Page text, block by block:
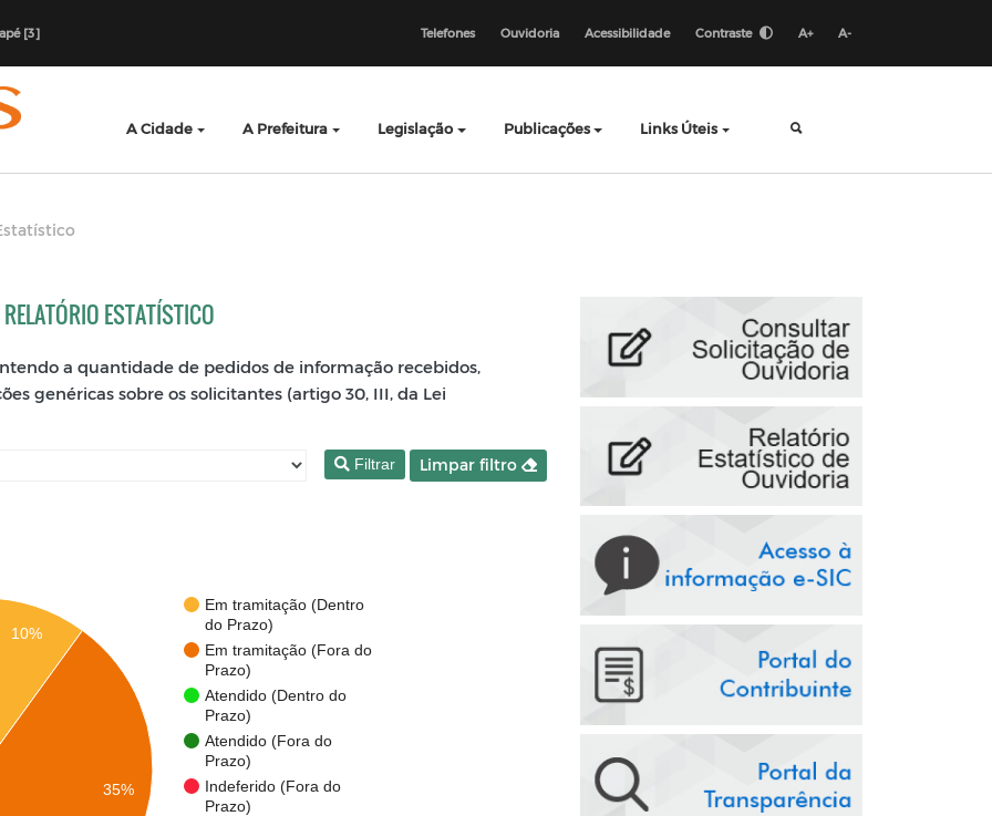
[3] Telefones Ouvidoria Acessibilidade Contraste A+ A-
A Cidade A Prefeitura Legislação Publicações Links Úteis
ESTATÍSTICO
a quantidade de pedidos de informação recebidos,
genéricas sobre os solicitantes (artigo 30, III, da Lei
Filtrar Limpar filtro
Em tramitação (Dentro
do Prazo)
Em tramitação (Fora do
Prazo)
Atendido (Dentro do
Prazo)
Atendido (Fora do
Prazo)
Indeferido (Fora do
Prazo)
10%
35%